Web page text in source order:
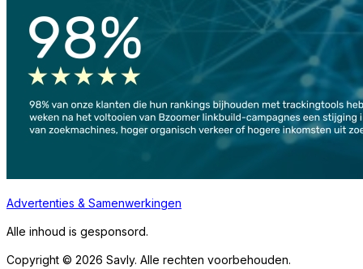
Advertenties & Samenwerkingen
Alle inhoud is gesponsord.
Copyright © 2026 Savly. Alle rechten voorbehouden.